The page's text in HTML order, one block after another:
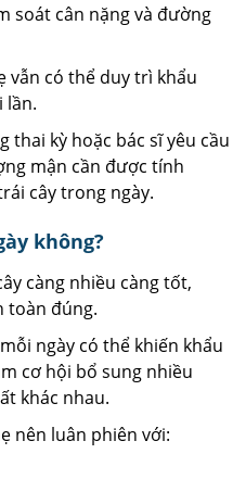
soát cân nặng và đường
vẫn có thể duy trì khẩu
lần.
thai kỳ hoặc bác sĩ yêu cầu
mận cần được tính
cây trong ngày.
không?
càng nhiều càng tốt,
toàn đúng.
ngày có thể khiến khẩu
cơ hội bổ sung nhiều
khác nhau.
nên luân phiên với: